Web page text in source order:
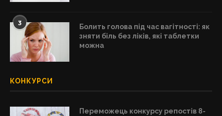
3
Болить голова під час вагітності: як
зняти біль без ліків, які таблетки
можна
КОНКУРСИ
Переможець конкурсу репостів 8-